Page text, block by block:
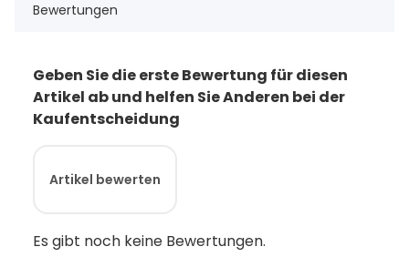
Bewertungen
Geben Sie die erste Bewertung für diesen
Artikel ab und helfen Sie Anderen bei der
Kaufentscheidung
Artikel bewerten
Es gibt noch keine Bewertungen.